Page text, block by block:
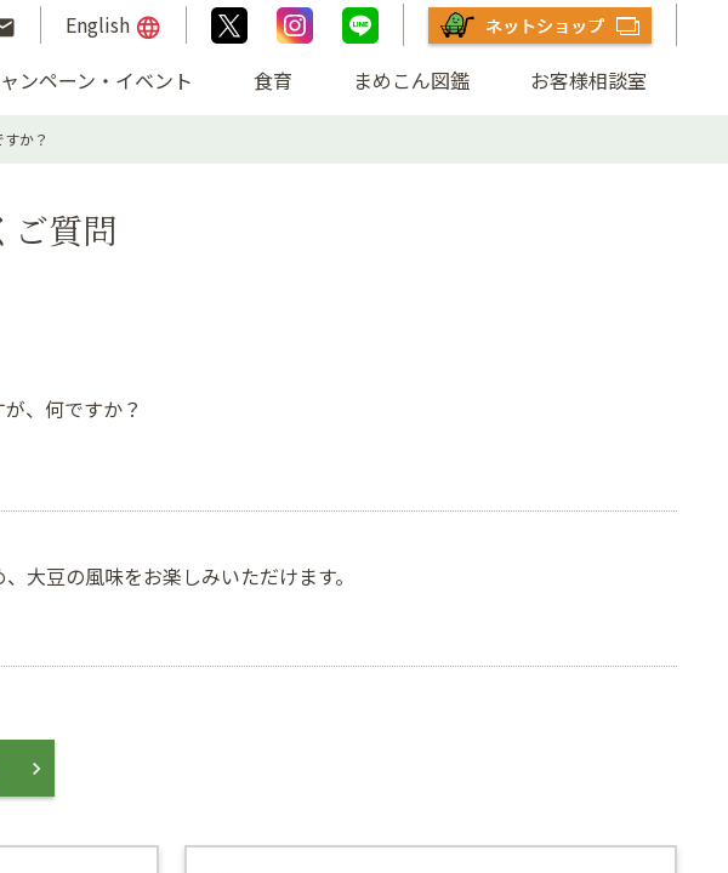
ンペーン・イベント 食育 まめこん図鑑 お客様相談室
English language
か？
ご質問
、何ですか？
大豆の風味をお楽しみいただけます。